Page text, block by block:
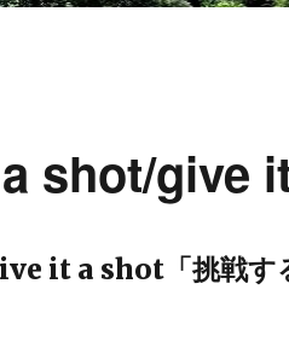
shot/give
it a shot「挑戦